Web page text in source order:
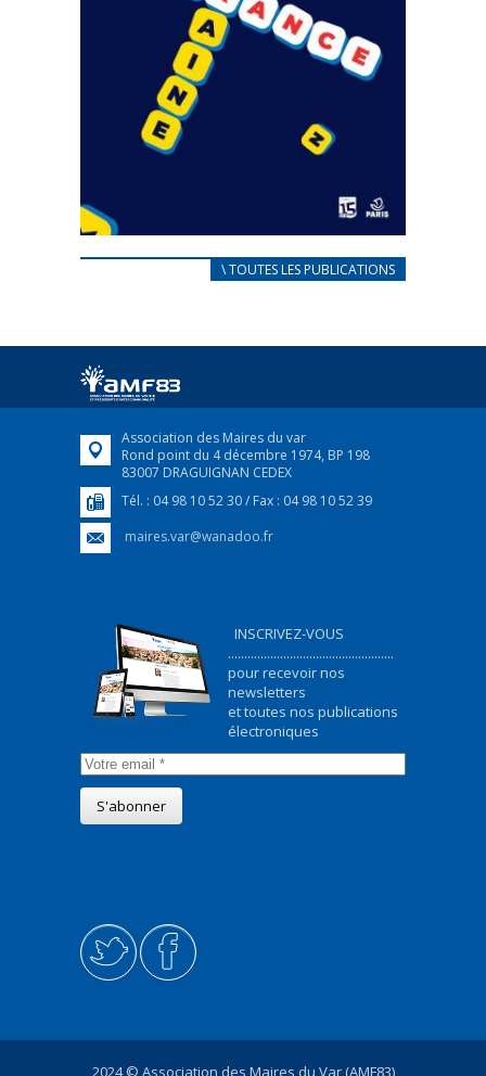
CARNET D’ACCUEIL
Afin d’accompagner au mieux les réfugiés
FEUILLETER
\ TOUTES LES PUBLICATIONS
Association des Maires du var
Rond point du 4 décembre 1974, BP 198
83007 DRAGUIGNAN CEDEX
Tél. : 04 98 10 52 30 / Fax : 04 98 10 52 39
maires.var@wanadoo.fr
INSCRIVEZ-VOUS
...................................................
pour recevoir nos
newsletters
et toutes nos publications
électroniques
2024 © Association des Maires du Var (AMF83)